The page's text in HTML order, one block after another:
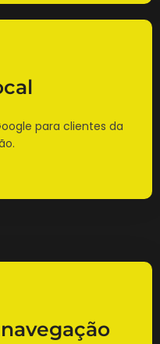
para clientes da